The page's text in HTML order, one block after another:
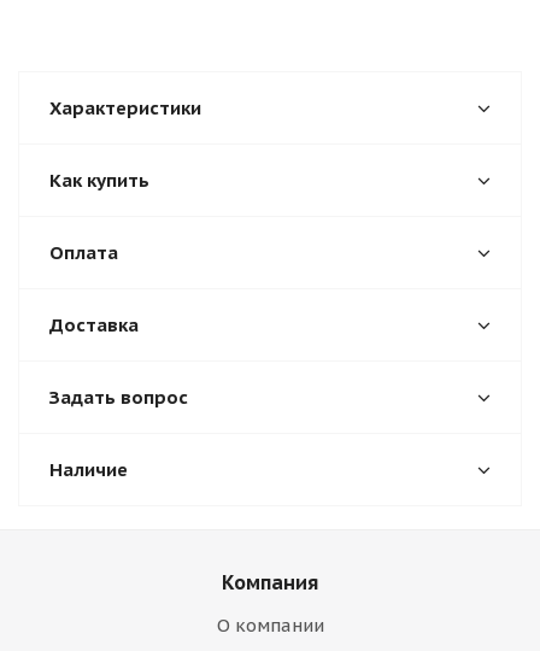
Характеристики
Как купить
Оплата
Доставка
Задать вопрос
Наличие
Компания
О компании